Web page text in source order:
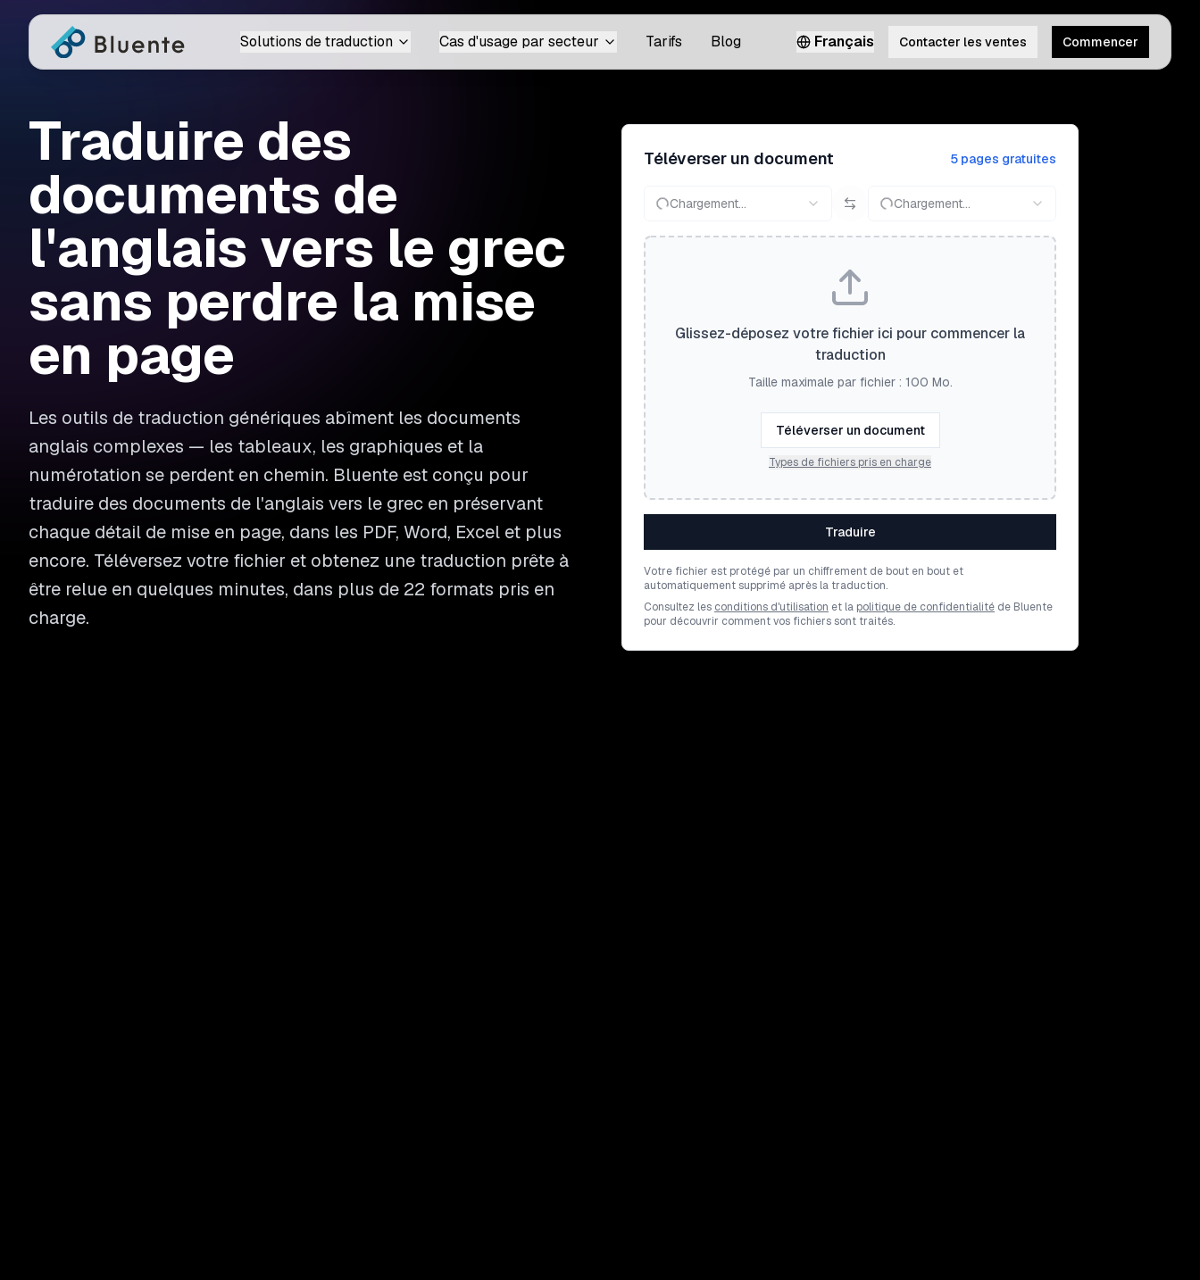
Solutions de traduction Cas d'usage par secteur Tarifs Blog Français Contacter les ventes Commencer
Traduire des
documents de
l'anglais vers le grec
sans perdre la mise
en page
Les outils de traduction génériques abîment les documents
anglais complexes — les tableaux, les graphiques et la
numérotation se perdent en chemin. Bluente est conçu pour
traduire des documents de l'anglais vers le grec en préservant
chaque détail de mise en page, dans les PDF, Word, Excel et plus
encore. Téléversez votre fichier et obtenez une traduction prête à
être relue en quelques minutes, dans plus de 22 formats pris en
charge.
Téléverser un document 5 pages gratuites
Chargement... Chargement...
Glissez-déposez votre fichier ici pour commencer la
traduction
Taille maximale par fichier : 100 Mo.
Téléverser un document
Types de fichiers pris en charge
Traduire
Votre fichier est protégé par un chiffrement de bout en bout et
automatiquement supprimé après la traduction.
Consultez les conditions d'utilisation et la politique de confidentialité de Bluente
pour découvrir comment vos fichiers sont traités.